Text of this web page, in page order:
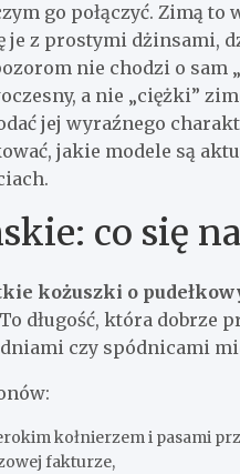
go połączyć. Zimą to
je z prostymi
nie chodzi o sam
a nie „ciężki”
jej wyraźnego
jakie modele są
co się
kożuszki o
długość, która dobrze
czy spódnicami
kołnierzem i pasami
fakturze,